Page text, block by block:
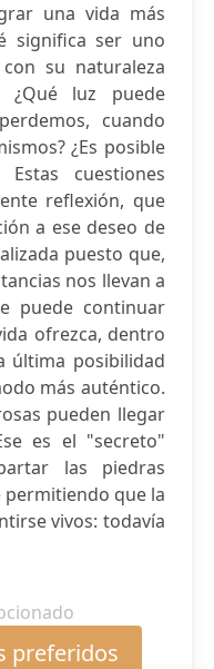
una vida más
significa ser uno
su naturaleza
¿Qué luz puede
cuando
¿Es posible
Estas cuestiones
reflexión, que
a ese deseo de
puesto que,
nos llevan a
puede continuar
ofrezca, dentro
última posibilidad
más auténtico.
pueden llegar
es el "secreto"
las piedras
que la
vivos: todavía
preferidos